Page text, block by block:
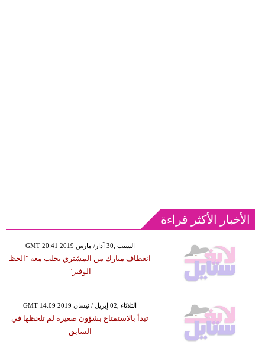
الأخبار الأكثر قراءة
GMT 20:41 2019 السبت ,30 آذار/ مارس
انعطاف مبارك من المشتري يجلب معه "الحظ
الوفير"
GMT 14:09 2019 الثلاثاء ,02 إبريل / نيسان
تبدأ بالاستمتاع بشؤون صغيرة لم تلحظها في
السابق